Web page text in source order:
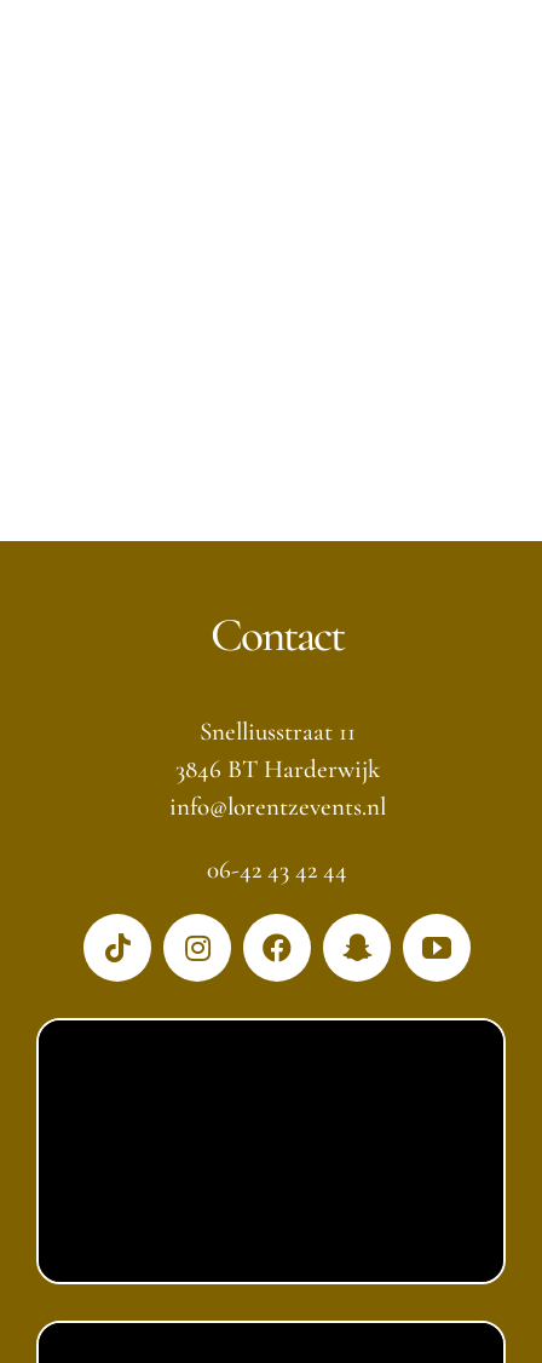
Contact
Snelliusstraat 11
3846 BT Harderwijk
info@lorentzevents.nl
06-42 43 42 44